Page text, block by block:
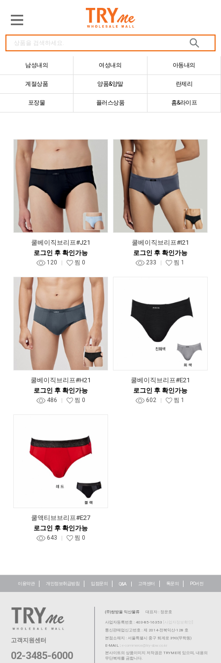
남성내의 여성내의 아동내의
계절상품 양품&양말 란제리
포장물 플러스상품 홈&라이프
쿨베이직브리프#J21
로그인 후 확인가능
120 찜 0
쿨베이직브리프#I21
로그인 후 확인가능
233 찜 1
쿨베이직브리프#H21
로그인 후 확인가능
486 찜 0
쿨베이직브리프#E21
로그인 후 확인가능
602 찜 1
쿨액티브브리프#E27
로그인 후 확인가능
643 찜 0
이용약관 개인정보취급방침 입점문의 Q&A 고객센터 톡문의 PC버전
고객지원센터
02-3485-6000
(주)쌍방울 익산물류 대표자 : 정운호
사업자등록번호 : 403-85-16353
[사업자정보확인]
통신판매업신고번호 : 제 2014-전북익산-128 호
본점소재지 : 서울특별시 중구 퇴계로 390(무학동)
E-MAIL : e-commerce@try-sbw.co.kr
본사이트의 상품이미지 저작권은 TRYME에 있으며, 내용의
무단복제를 금합니다.